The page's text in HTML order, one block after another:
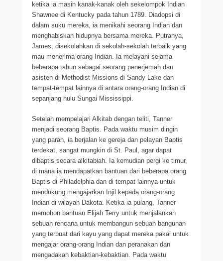
ketika ia masih kanak-kanak oleh sekelompok Indian
Shawnee di Kentucky pada tahun 1789. Diadopsi di
dalam suku mereka, ia menikahi seorang Indian dan
menghabiskan hidupnya bersama mereka. Putranya,
James, disekolahkan di sekolah-sekolah terbaik yang
mau menerima orang Indian. Ia melayani selama
beberapa tahun sebagai seorang penerjemah dan
asisten di Methodist Missions di Sandy Lake dan
tempat-tempat lainnya di antara orang-orang Indian di
sepanjang hulu Sungai Mississippi.
Setelah mempelajari Alkitab dengan teliti, Tanner
menjadi seorang Baptis. Pada waktu musim dingin
yang parah, ia berjalan ke gereja dan pelayan Baptis
terdekat, sangat mungkin di St. Paul, agar dapat
dibaptis secara alkitabiah. Ia kemudian pergi ke timur,
di mana ia mendapatkan bantuan dari beberapa orang
Baptis di Philadelphia dan di tempat lainnya untuk
mendukung mengajarkan Injil kepada orang-orang
Indian di wilayah Dakota. Ketika ia pulang, Tanner
memohon bantuan Elijah Terry untuk menjalankan
sebuah rencana untuk membangun sebuah bangunan
yang terbuat dari kayu yang dapat mereka pakai untuk
mengajar orang-orang Indian dan peranakan dan
mengadakan kebaktian-kebaktian. Pada waktu